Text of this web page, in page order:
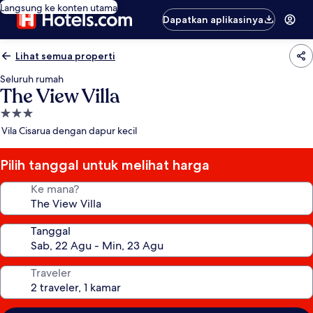
Langsung ke konten utama
Dapatkan aplikasinya
Lihat semua properti
Seluruh rumah
The View Villa
Properti
bintang
Vila Cisarua dengan dapur kecil
Pilih tanggal untuk melihat harga
Ke mana?
Tanggal
Traveler